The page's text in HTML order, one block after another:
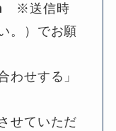
※送信時
。）でお願
わせする」
せていただ